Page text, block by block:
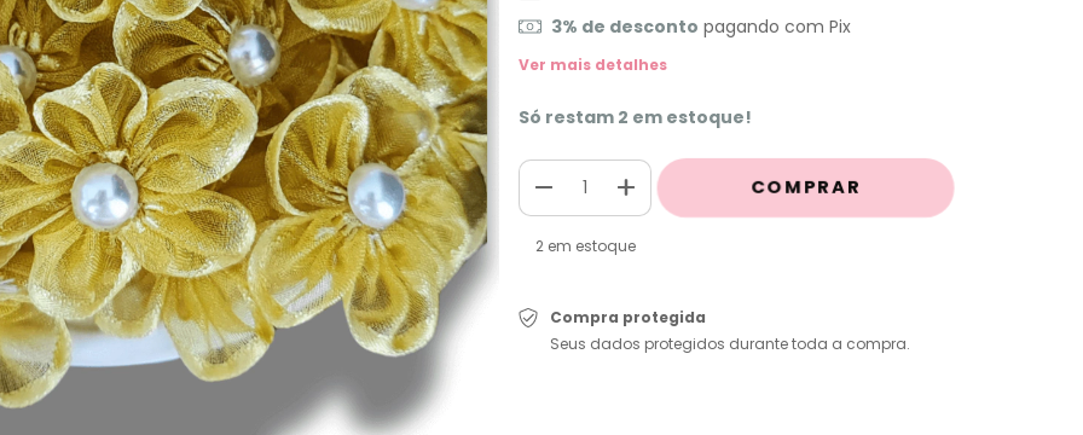
3% de desconto pagando com Pix
Ver mais detalhes
Só restam 2 em estoque!
2em estoque
Compra protegida
Seus dados protegidos durante toda a compra.